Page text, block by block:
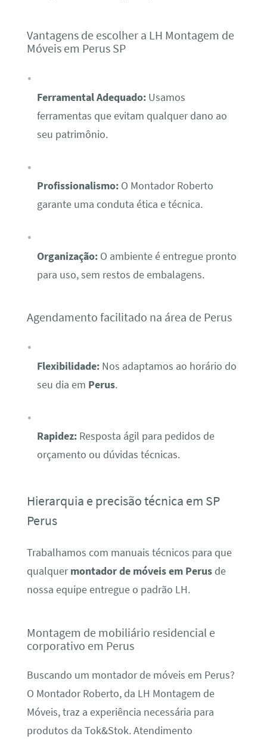
Vantagens de escolher a LH Montagem de
Móveis em Perus SP
Ferramental Adequado:Usamos
ferramentas que evitam qualquer dano ao
seu patrimônio.
Profissionalismo:O Montador Roberto
garante uma conduta ética e técnica.
Organização:O ambiente é entregue pronto
para uso, sem restos de embalagens.
Agendamento facilitado na área de Perus
Flexibilidade:Nos adaptamos ao horário do
seu dia em Perus.
Rapidez:Resposta ágil para pedidos de
orçamento ou dúvidas técnicas.
Hierarquia e precisão técnica em SP
Perus
Trabalhamos com manuais técnicos para que
qualquermontador de móveis em Perusde
nossa equipe entregue o padrão LH.
Montagem de mobiliário residencial e
corporativo em Perus
Buscando um montador de móveis em Perus?
O Montador Roberto, da LH Montagem de
Móveis, traz a experiência necessária para
produtos da Tok&Stok. Atendimento